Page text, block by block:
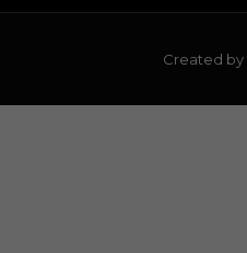
Created by